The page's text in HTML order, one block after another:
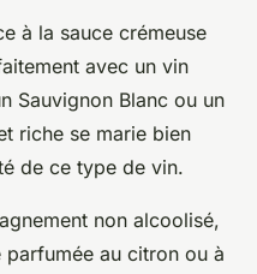
à la sauce crémeuse
avec un vin
Sauvignon Blanc ou un
riche se marie bien
de ce type de vin.
non alcoolisé,
au citron ou à